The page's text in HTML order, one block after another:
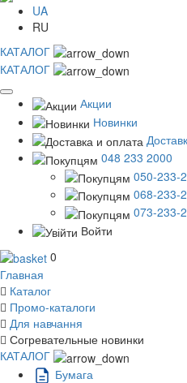
UA
RU
КАТАЛОГ
КАТАЛОГ
Акции
Новинки
048 233 2000
050-233-
068-233-
073-233-
Войти
0
Главная
Каталог
Промо-каталоги
Для навчання
Согревательные новинки
КАТАЛОГ
Бумага